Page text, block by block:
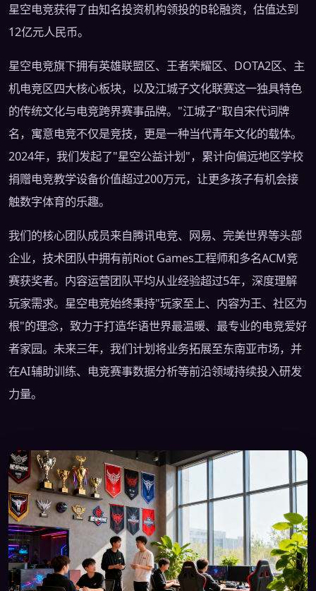
星空电竞获得了由知名投资机构领投的B轮融资，估值达到
12亿元人民币。
星空电竞旗下拥有英雄联盟区、王者荣耀区、DOTA2区、主
机电竞区四大核心板块，以及江城子文化联赛这一独具特色
的传统文化与电竞跨界赛事品牌。"江城子"取自宋代词牌
名，寓意电竞不仅是竞技，更是一种当代青年文化的载体。
2024年，我们发起了"星空公益计划"，累计向偏远地区学校
捐赠电竞教学设备价值超过200万元，让更多孩子有机会接
触数字体育的乐趣。
我们的核心团队成员来自腾讯电竞、网易、完美世界等头部
企业，技术团队中拥有前Riot Games工程师和多名ACM竞
赛获奖者。内容运营团队平均从业经验超过5年，深度理解
玩家需求。星空电竞始终秉持"玩家至上、内容为王、社区为
根"的理念，致力于打造华语世界最温暖、最专业的电竞爱好
者家园。未来三年，我们计划将业务拓展至东南亚市场，并
在AI辅助训练、电竞赛事数据分析等前沿领域持续投入研发
力量。